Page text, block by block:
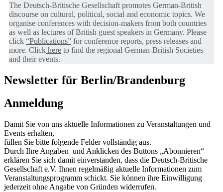
The Deutsch-Britische Gesellschaft promotes German-British
discourse on cultural, political, social and economic topics. We
organise conferences with decision-makers from both countries
as well as lectures of British guest speakers in Germany. Please
click “Publications” for conference reports, press releases and
more. Click here to find the regional German-British Societies
and their events.
Newsletter für Berlin/Brandenburg
Anmeldung
Damit Sie von uns aktuelle Informationen zu Veranstaltungen und
Events erhalten,
füllen Sie bitte folgende Felder vollständig aus.
Durch Ihre Angaben und Anklicken des Buttons „Abonnieren“
erklären Sie sich damit einverstanden, dass die Deutsch-Britische
Gesellschaft e.V. Ihnen regelmäßig aktuelle Informationen zum
Veranstaltungsprogramm schickt. Sie können ihre Einwilligung
jederzeit ohne Angabe von Gründen widerrufen.